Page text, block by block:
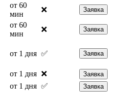
от 60
мин
❌ Заявка
от 60
мин
❌ Заявка
от 1 дня ✅ Заявка
от 1 дня ❌ Заявка
от 1 дня ✅ Заявка